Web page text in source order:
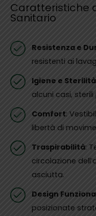
Caratteristiche
Sanitario
Resistenza e
resistenti ai
Igiene e Sterilità
alcuni casi,
Comfort:
libertà di
Traspirabilità:
circolazione
asciutta.
Design
posizionate